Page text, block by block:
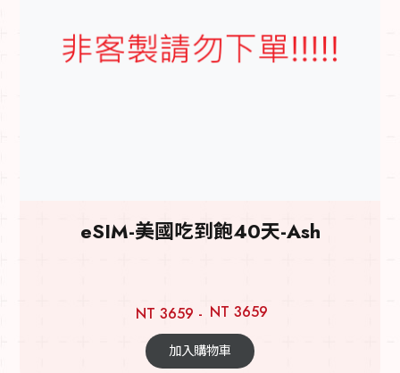
eSIM-美國吃到飽40天-Ash
NT 3659 - NT 3659
加入購物車